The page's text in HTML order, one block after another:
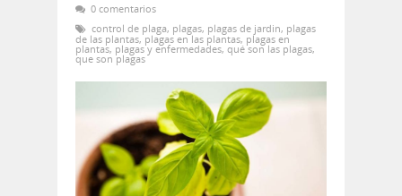
0 comentarios
control de plaga, plagas, plagas de jardin, plagas
de las plantas,plagas en las plantas, plagas en
plantas, plagas y enfermedades, qué son las plagas,
que son plagas